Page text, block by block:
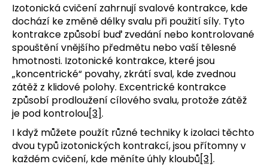
Izotonická cvičení zahrnují svalové kontrakce, kde
dochází ke změně délky svalu při použití síly. Tyto
kontrakce způsobí buď zvedání nebo kontrolované
spouštění vnějšího předmětu nebo vaší tělesné
hmotnosti. Izotonické kontrakce, které jsou
„koncentrické“ povahy, zkrátí sval, kde zvednou
zátěž z klidové polohy. Excentrické kontrakce
způsobí prodloužení cílového svalu, protože zátěž
je pod kontrolou[3].
I když můžete použít různé techniky k izolaci těchto
dvou typů izotonických kontrakcí, jsou přítomny v
každém cvičení, kde měníte úhly kloubů[3].